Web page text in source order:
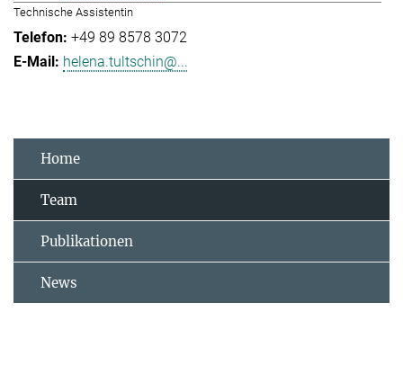
Technische Assistentin
+49 89 8578 3072
helena.tultschin@...
Home
Team
Publikationen
News